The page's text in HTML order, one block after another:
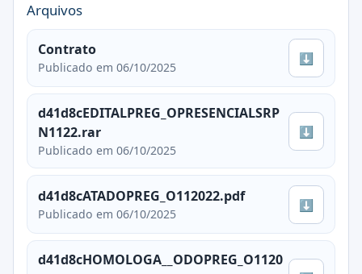
Arquivos
Contrato
Publicado em 06/10/2025
⬇
d41d8cEDITALPREG_OPRESENCIALSRP
N1122.rar
Publicado em 06/10/2025
⬇
d41d8cATADOPREG_O112022.pdf
Publicado em 06/10/2025
⬇
d41d8cHOMOLOGA__ODOPREG_O1120